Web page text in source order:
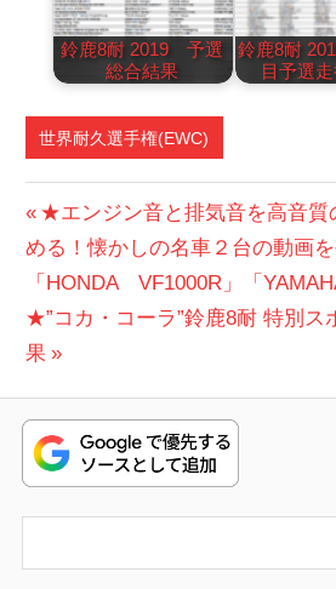
鈴鹿8耐 2019 予選
総合結果
鈴鹿8耐
目予選
世界耐久選手権(EWC)
投
稿
ナ
ビ
ゲ
ー
前
の
投
稿:
★エンジン音と排気音を高音
める！懐かしの名車２台の動画
「HONDA VF1000R」「
次
の
稿:
★”コカ・コーラ”鈴鹿8耐 特別ス
果